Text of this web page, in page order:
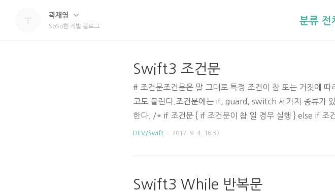
곽재영
SoSo한 개발 블로그
분류 전
Swift3 조건문
# 조건문조건문은 말 그대로 특정 조건이 참 또는 거짓에
고도 불린다.조건문에는 if, guard, switch 세가지 종류가
한다. /* if 조건문 { if 조건문이 참 일 경우 실행 } else if 조
일 경우 실행 } */ var name: String = "JAEYOUNG" if
DEV/Swift 2017. 9. 4. 16:37
Swift3 While 반복문